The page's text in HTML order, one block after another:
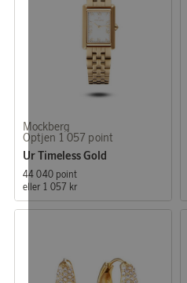
Mockberg
Optjen 1 057 point
Ur Timeless Gold
44 040 point
eller 1 057 kr